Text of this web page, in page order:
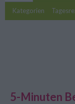
Kategorien
5-Minuten